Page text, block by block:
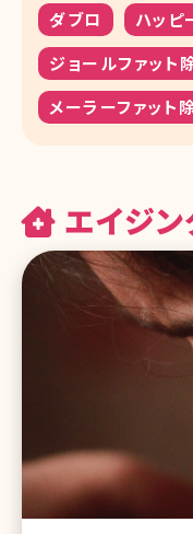
ダブロ
ハッピ
ジョールファット
メーラーファット
エイジ